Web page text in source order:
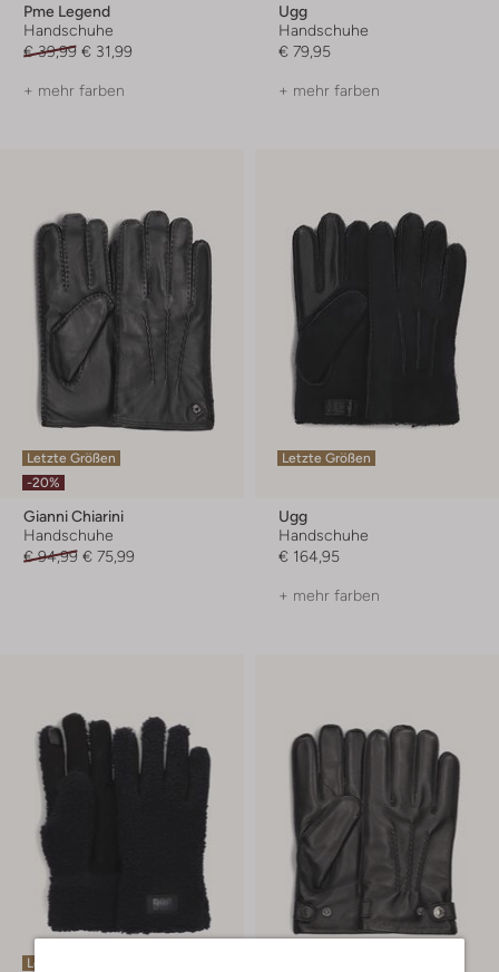
Pme Legend
Handschuhe
€ 39,99 € 31,99
+ mehr farben
Ugg
Handschuhe
€ 79,95
+ mehr farben
Letzte Größen
-20%
Gianni Chiarini
Handschuhe
€ 94,99 € 75,99
Letzte Größen
Ugg
Handschuhe
€ 164,95
+ mehr farben
Letzte Größen